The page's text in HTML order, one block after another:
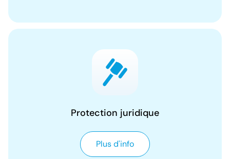
Protection juridique
Plus d'info